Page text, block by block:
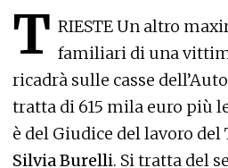
T RIESTE Un altro
familiari di una
ricadrà sulle casse
tratta di 615 mila euro più
è del Giudice del lavoro
Silvia Burelli. Si tratta del